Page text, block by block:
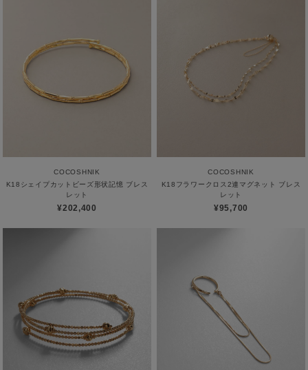
COCOSHNIK
K18シェイプカットビーズ形状記憶 ブレス
レット
¥202,400
COCOSHNIK
K18フラワークロス2連マグネット ブレス
レット
¥95,700